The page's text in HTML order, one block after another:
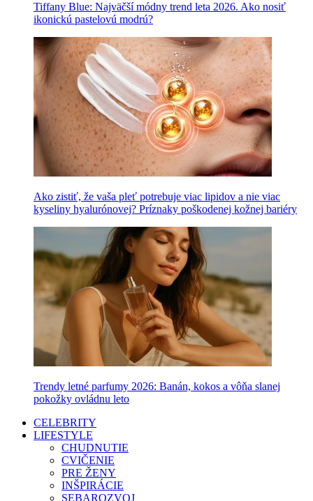
Tiffany Blue: Najväčší módny trend leta 2026. Ako nosiť
ikonickú pastelovú modrú?
Ako zistiť, že vaša pleť potrebuje viac lipidov a nie viac
kyseliny hyalurónovej? Príznaky poškodenej kožnej bariéry
Trendy letné parfumy 2026: Banán, kokos a vôňa slanej
pokožky ovládnu leto
CELEBRITY
LIFESTYLE
CHUDNUTIE
CVIČENIE
PRE ŽENY
INŠPIRÁCIE
SEBAROZVOJ